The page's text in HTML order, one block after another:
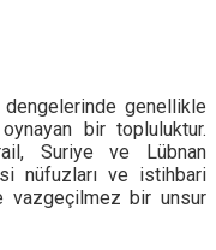
dengelerinde genellikle
bir topluluktur.
Suriye ve Lübnan
nüfuzları ve istihbari
vazgeçilmez bir unsur